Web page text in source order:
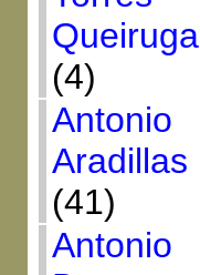
Queiruga
(4)
Antonio
Aradillas
(41)
Antonio